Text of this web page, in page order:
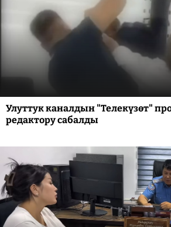
Улуттук каналдын "Телекүзөт"
редактору сабалды